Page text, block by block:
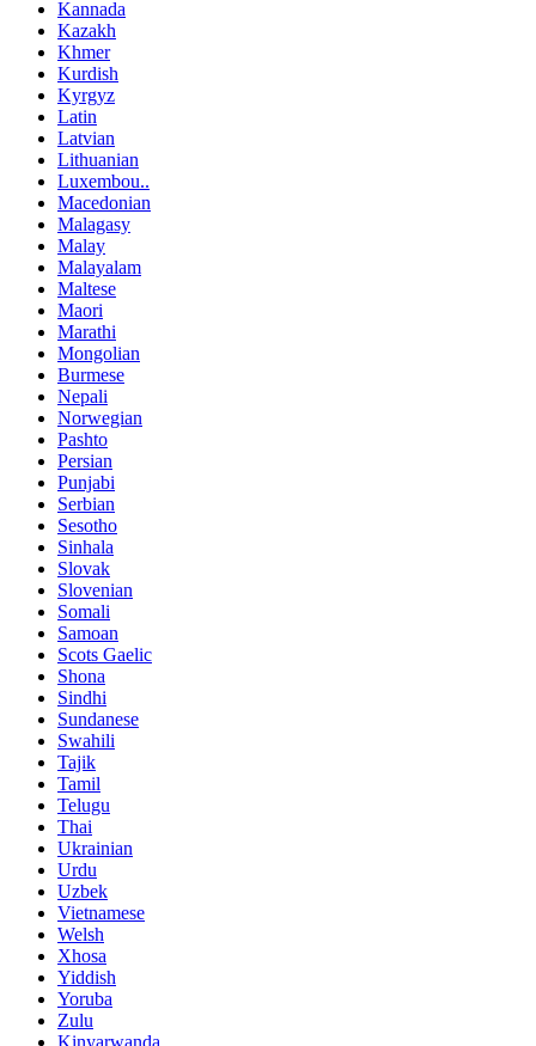
Kannada
Kazakh
Khmer
Kurdish
Kyrgyz
Latin
Latvian
Lithuanian
Luxembou..
Macedonian
Malagasy
Malay
Malayalam
Maltese
Maori
Marathi
Mongolian
Burmese
Nepali
Norwegian
Pashto
Persian
Punjabi
Serbian
Sesotho
Sinhala
Slovak
Slovenian
Somali
Samoan
Scots Gaelic
Shona
Sindhi
Sundanese
Swahili
Tajik
Tamil
Telugu
Thai
Ukrainian
Urdu
Uzbek
Vietnamese
Welsh
Xhosa
Yiddish
Yoruba
Zulu
Kinyarwanda